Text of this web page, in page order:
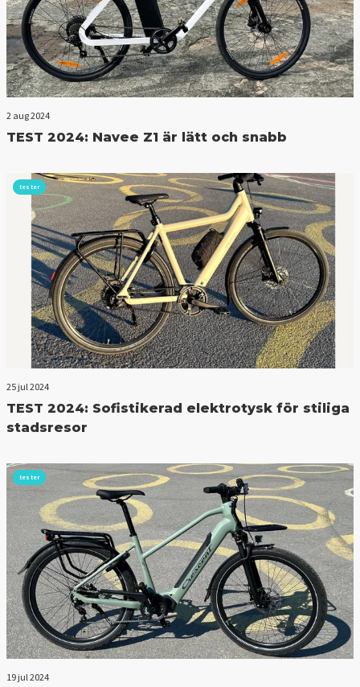
2 aug 2024
TEST 2024: Navee Z1 är lätt och snabb
tester
25 jul 2024
TEST 2024: Sofistikerad elektrotysk för stiliga
stadsresor
tester
19 jul 2024